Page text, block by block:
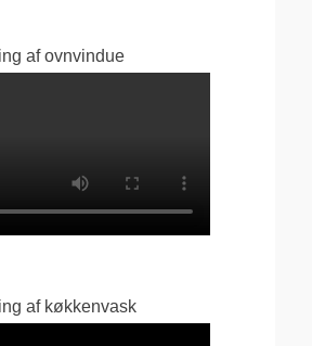
af ovnvindue
af køkkenvask